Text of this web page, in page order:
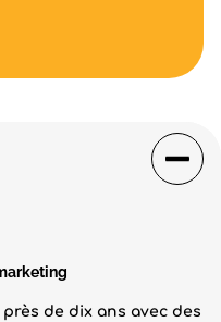
de dix ans avec des